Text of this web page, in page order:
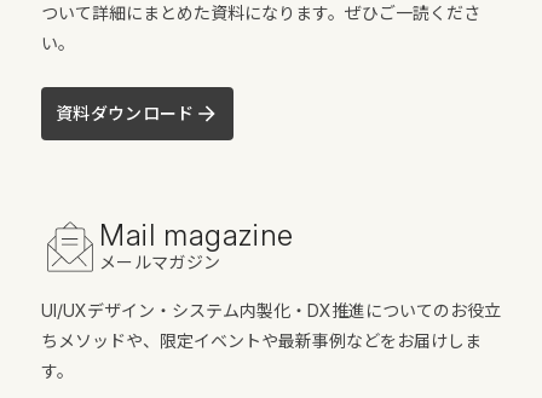
ついて詳細にまとめた資料になります。ぜひご一読くださ
い。
資料ダウンロード
Mail magazine
メールマガジン
UI/UXデザイン・システム内製化・DX推進についてのお役立
ちメソッドや、限定イベントや最新事例などをお届けしま
す。